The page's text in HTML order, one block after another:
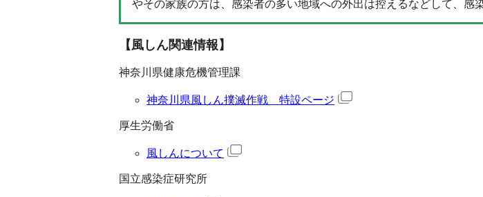
やその家族の方は、感染者の多い地域への外出は控えるなどして、感
【風しん関連情報】
神奈川県健康危機管理課
神奈川県風しん撲滅作戦 特設ページ
厚生労働省
風しんについて
国立感染症研究所